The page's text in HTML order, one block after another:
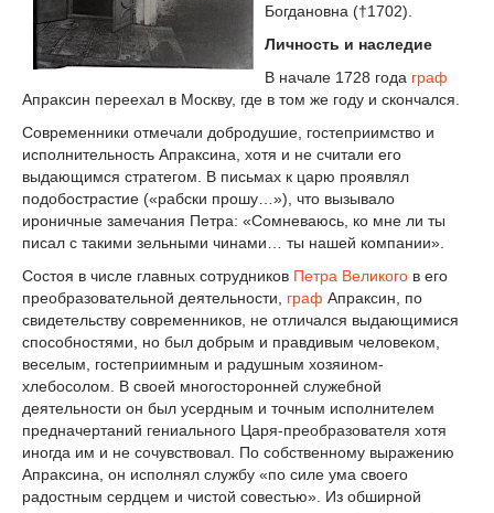
Богдановна (†1702).
Личность и наследие
В начале 1728 года граф
Апраксин переехал в Москву, где в том же году и скончался.
Современники отмечали добродушие, гостеприимство и
исполнительность Апраксина, хотя и не считали его
выдающимся стратегом. В письмах к царю проявлял
подобострастие («рабски прошу…»), что вызывало
ироничные замечания Петра: «Сомневаюсь, ко мне ли ты
писал с такими зельными чинами… ты нашей компании».
Состоя в числе главных сотрудников Петра Великого в его
преобразовательной деятельности, граф Апраксин, по
свидетельству современников, не отличался выдающимися
способностями, но был добрым и правдивым человеком,
веселым, гостеприимным и радушным хозяином-
хлебосолом. В своей многосторонней служебной
деятельности он был усердным и точным исполнителем
предначертаний гениального Царя-преобразователя хотя
иногда им и не сочувствовал. По собственному выражению
Апраксина, он исполнял службу «по силе ума своего
радостным сердцем и чистой совестью». Из обширной